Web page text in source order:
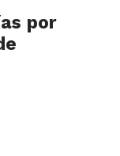
por